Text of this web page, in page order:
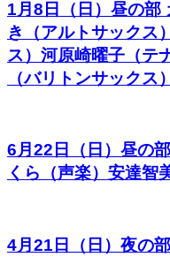
1月8日（日）昼の部
き（アルトサックス
ス）河原崎曜子（テ
（バリトンサックス）
6月22日（日）昼の
くら（声楽）安達智
4月21日（日）夜の